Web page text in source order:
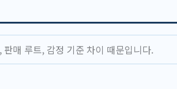
매 루트, 감정 기준 차이 때문입니다.